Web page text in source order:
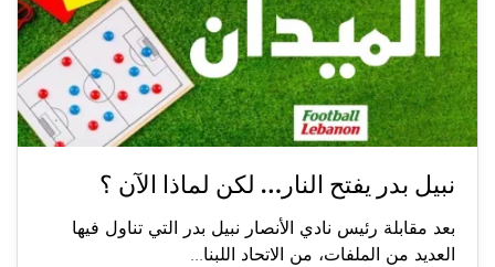
نبيل بدر يفتح النار… لكن لماذا الآن ؟
بعد مقابلة رئيس نادي الأنصار نبيل بدر التي تناول فيها
العديد من الملفات، من الاتحاد اللبنا...